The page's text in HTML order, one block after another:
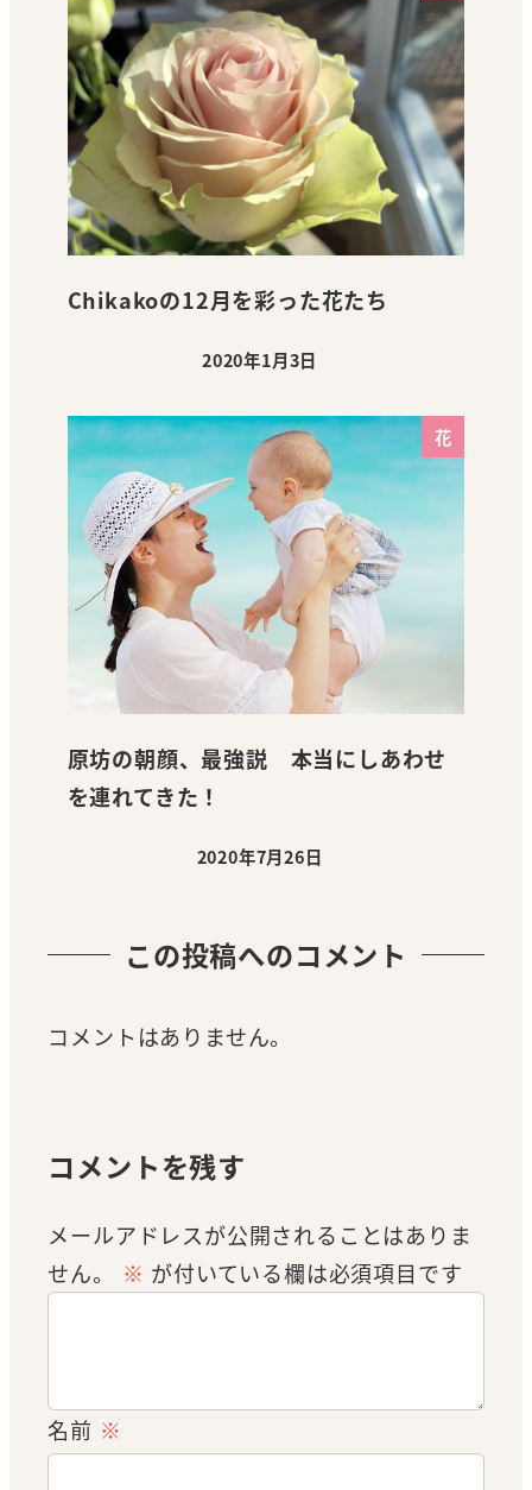
Chikakoの12月を彩った花たち
投稿日
2020年1月3日
花
原坊の朝顔、最強説 本当にしあわせ
を連れてきた！
投稿日
2020年7月26日
この投稿へのコメント
コメントはありません。
コメントを残す
メールアドレスが公開されることはありま
せん。
※ が付いている欄は必須項目です
名前 ※